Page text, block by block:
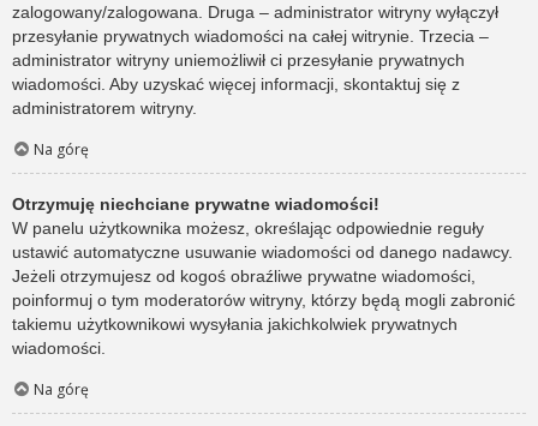
zalogowany/zalogowana. Druga – administrator witryny wyłączył
przesyłanie prywatnych wiadomości na całej witrynie. Trzecia –
administrator witryny uniemożliwił ci przesyłanie prywatnych
wiadomości. Aby uzyskać więcej informacji, skontaktuj się z
administratorem witryny.
Na górę
Otrzymuję niechciane prywatne wiadomości!
W panelu użytkownika możesz, określając odpowiednie reguły
ustawić automatyczne usuwanie wiadomości od danego nadawcy.
Jeżeli otrzymujesz od kogoś obraźliwe prywatne wiadomości,
poinformuj o tym moderatorów witryny, którzy będą mogli zabronić
takiemu użytkownikowi wysyłania jakichkolwiek prywatnych
wiadomości.
Na górę